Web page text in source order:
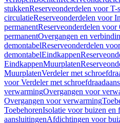
stukkenReserveonderdelen voor T-
circulatieReserveonderdelen voor
permanentReserveonderdelen voor
permanentOvergangen en
demontabelReserveonderdelen
demontabelEindkappen
EindkappenMuurplaten
MuurplatenVerdeler met
voor Verdeler met
verwarmingOvergangen voor
Overgangen voor verwarming
ToebehorenIsolatie voor buizen en
aansluitingenAfdichtingen voor